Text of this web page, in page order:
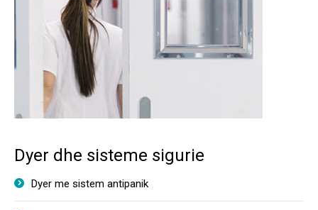
Dyer dhe sisteme sigurie
Dyer me sistem antipanik